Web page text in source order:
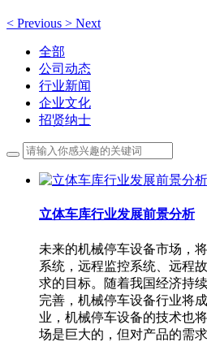
< Previous > Next
全部
公司动态
行业新闻
企业文化
招贤纳士
立体车库行业发展前景分析
未来的机械停车设备市场，
系统，远程监控系统、远程
求的目标。随着我国经济持
完善，机械停车设备行业将
业，机械停车设备的技术也
场是巨大的，但对产品的需